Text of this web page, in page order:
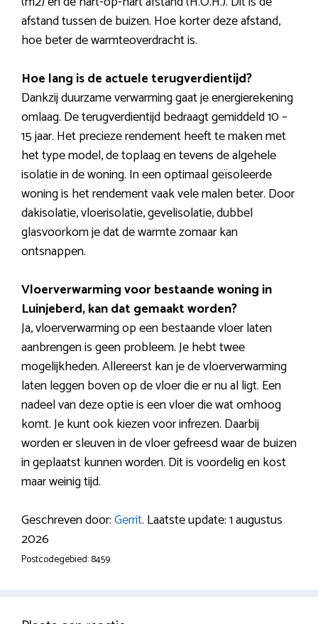
afstand tussen de buizen. Hoe korter deze afstand,
hoe beter de warmteoverdracht is.
Hoe lang is de actuele terugverdientijd?
Dankzij duurzame verwarming gaat je energierekening
omlaag. De terugverdientijd bedraagt gemiddeld 10 –
15 jaar. Het precieze rendement heeft te maken met
het type model, de toplaag en tevens de algehele
isolatie in de woning. In een optimaal geïsoleerde
woning is het rendement vaak vele malen beter. Door
dakisolatie, vloerisolatie, gevelisolatie, dubbel
glasvoorkom je dat de warmte zomaar kan
ontsnappen.
Vloerverwarming voor bestaande woning in
Luinjeberd, kan dat gemaakt worden?
Ja, vloerverwarming op een bestaande vloer laten
aanbrengen is geen probleem. Je hebt twee
mogelijkheden. Allereerst kan je de vloerverwarming
laten leggen boven op de vloer die er nu al ligt. Een
nadeel van deze optie is een vloer die wat omhoog
komt. Je kunt ook kiezen voor infrezen. Daarbij
worden er sleuven in de vloer gefreesd waar de buizen
in geplaatst kunnen worden. Dit is voordelig en kost
maar weinig tijd.
Geschreven door:Gerrit. Laatste update: 1 augustus
2026
Postcodegebied: 8459.